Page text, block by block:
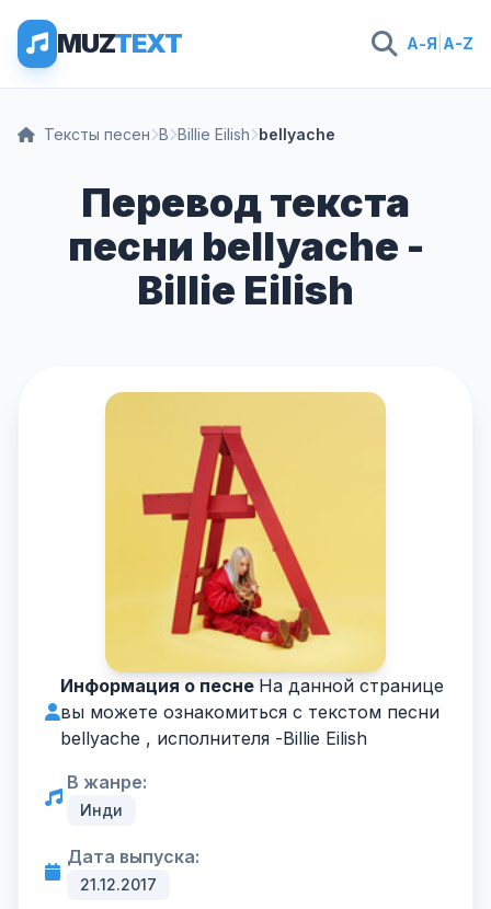
MUZTEXT А-Я A-Z
Тексты песен B Billie Eilish bellyache
Перевод текста
песни bellyache -
Billie Eilish
Информация о песне На данной странице
вы можете ознакомиться с текстом песни
bellyache , исполнителя -Billie Eilish
В жанре:
Инди
Дата выпуска:
21.12.2017